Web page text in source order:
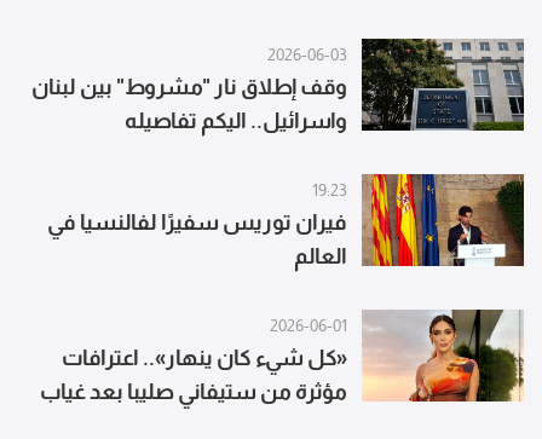
2026-06-03
وقف إطلاق نار "مشروط" بين لبنان
واسرائيل.. اليكم تفاصيله
19:23
فيران توريس سفيرًا لفالنسيا في
العالم
2026-06-01
«كل شيء كان ينهار».. اعترافات
مؤثرة من ستيفاني صليبا بعد غياب